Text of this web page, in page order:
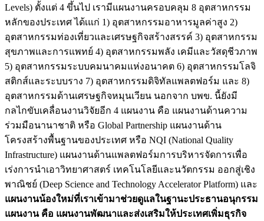
Levels) ตั้งแต่ 4 ขึ้นไป เรามีแผนงานครอบคลุม 8 อุตสาหกรรม
หลักของประเทศ ได้เแก่ 1) อุตสาหกรรมอาหารมูลค่าสูง 2)
อุตสาหกรรมท่องเที่ยวและเศรษฐกิจสร้างสรรค์ 3) อุตสาหกรรม
สุขภาพและการแพทย์ 4) อุตสาหกรรมพลัง เคมีและวัสดุชีวภาพ
5) อุตสาหกรรมระบบคมนาคมแห่งอนาคต 6) อุตสาหกรรมโลจิ
สติกส์และระบบราง 7) อุตสาหกรรมดิจิทัลแพลตฟอร์ม และ 8)
อุตสาหกรรมด้านเศรษฐกิจหมุนเวียน นอกจาก บพข. นี้ยังมี
กลไกขับเคลื่อนงานวิจัยอีก 4 แผนงาน คือ แผนงานด้านความ
ร่วมมือนานาชาติ หรือ Global Partnership แผนงานด้าน
โครงสร้างพื้นฐานของประเทศ หรือ NQI (National Quality
Infrastructure) แผนงานด้านแพลตฟอร์มการบริหารจัดการเพื่อ
เร่งการนำเอาวิทยาศาสตร์ เทคโนโลยีและนวัตกรรม ออกสู่เชิง
พาณิชย์ (Deep Science and Technology Accelerator Platform) และ
แผนงานน้องใหม่ที่เราเข้ามาช่วยดูแลในฐานะประธานอนุกรรม
แผนงาน คือ แผนงานพัฒนาและส่งเสริมให้ประเทศเพิ่มธุรกิจ